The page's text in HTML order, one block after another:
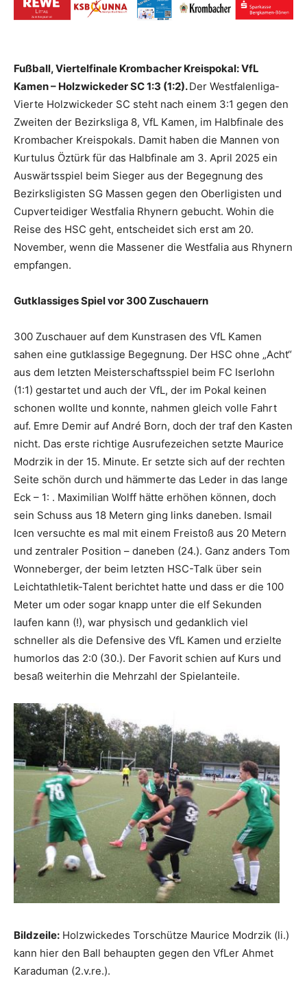
Fußball, Viertelfinale Krombacher Kreispokal: VfL
Kamen – Holzwickeder SC 1:3 (1:2).Der Westfalenliga-
Vierte Holzwickeder SC steht nach einem 3:1 gegen den
Zweiten der Bezirksliga 8, VfL Kamen, im Halbfinale des
Krombacher Kreispokals. Damit haben die Mannen von
Kurtulus Öztürk für das Halbfinale am 3. April 2025 ein
Auswärtsspiel beim Sieger aus der Begegnung des
Bezirksligisten SG Massen gegen den Oberligisten und
Cupverteidiger Westfalia Rhynern gebucht. Wohin die
Reise des HSC geht, entscheidet sich erst am 20.
November, wenn die Massener die Westfalia aus Rhynern
empfangen.
Gutklassiges Spiel vor 300 Zuschauern
300 Zuschauer auf dem Kunstrasen des VfL Kamen
sahen eine gutklassige Begegnung. Der HSC ohne „Acht“
aus dem letzten Meisterschaftsspiel beim FC Iserlohn
(1:1) gestartet und auch der VfL, der im Pokal keinen
schonen wollte und konnte, nahmen gleich volle Fahrt
auf. Emre Demir auf André Born, doch der traf den Kasten
nicht. Das erste richtige Ausrufezeichen setzte Maurice
Modrzik in der 15. Minute. Er setzte sich auf der rechten
Seite schön durch und hämmerte das Leder in das lange
Eck – 1: . Maximilian Wolff hätte erhöhen können, doch
sein Schuss aus 18 Metern ging links daneben. Ismail
Icen versuchte es mal mit einem Freistoß aus 20 Metern
und zentraler Position – daneben (24.). Ganz anders Tom
Wonneberger, der beim letzten HSC-Talk über sein
Leichtathletik-Talent berichtet hatte und dass er die 100
Meter um oder sogar knapp unter die elf Sekunden
laufen kann (!), war physisch und gedanklich viel
schneller als die Defensive des VfL Kamen und erzielte
humorlos das 2:0 (30.). Der Favorit schien auf Kurs und
besaß weiterhin die Mehrzahl der Spielanteile.
Bildzeile: Holzwickedes Torschütze Maurice Modrzik (li.)
kann hier den Ball behaupten gegen den VfLer Ahmet
Karaduman (2.v.re.).